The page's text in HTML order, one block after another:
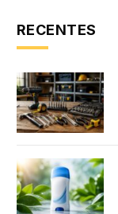
RECENTES